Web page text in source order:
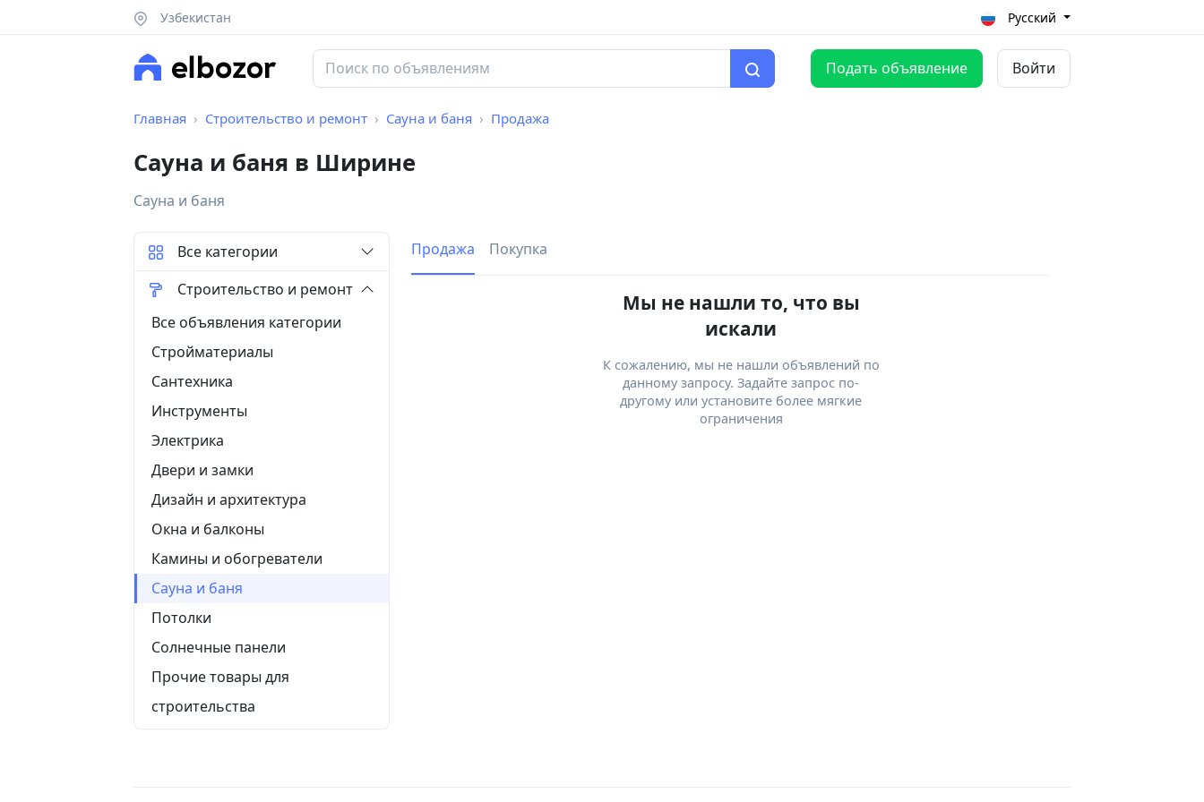
Узбекистан Русский
Подать объявление Войти
Главная Строительство и ремонт Сауна и баня Продажа
Сауна и баня в Ширине
Сауна и баня
Продажа Покупка
Мы не нашли то, что вы
искали
К сожалению, мы не нашли объявлений по
данному запросу. Задайте запрос по-
другому или установите более мягкие
ограничения
Все категории
Строительство и ремонт
Все объявления категории
Стройматериалы
Сантехника
Инструменты
Электрика
Двери и замки
Дизайн и архитектура
Окна и балконы
Камины и обогреватели
Сауна и баня
Потолки
Солнечные панели
Прочие товары для
строительства